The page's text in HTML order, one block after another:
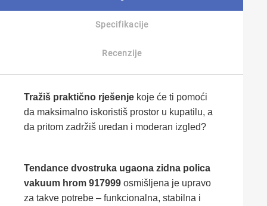
Specifikacije
Recenzije
Tražiš praktično rješenje koje će ti pomoći
da maksimalno iskoristiš prostor u kupatilu, a
da pritom zadržiš uredan i moderan izgled?
Tendance dvostruka ugaona zidna polica
vakuum hrom 917999 osmišljena je upravo
za takve potrebe – funkcionalna, stabilna i